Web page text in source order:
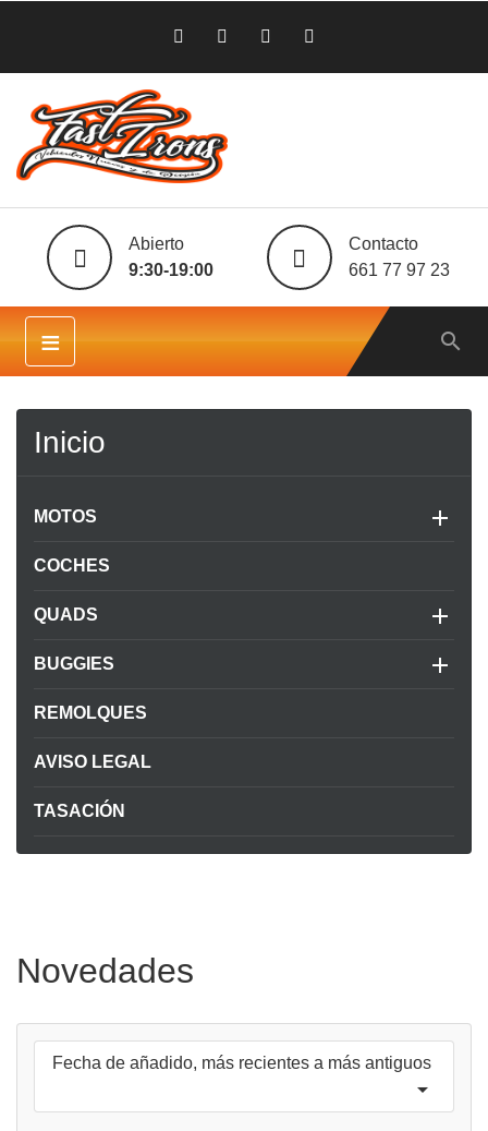
Abierto
9:30-19:00
Contacto
661 77 97 23
≡ 
Inicio
MOTOS 
COCHES
QUADS 
BUGGIES 
REMOLQUES
AVISO LEGAL
TASACIÓN
Novedades
Fecha de añadido, más recientes a más antiguos
